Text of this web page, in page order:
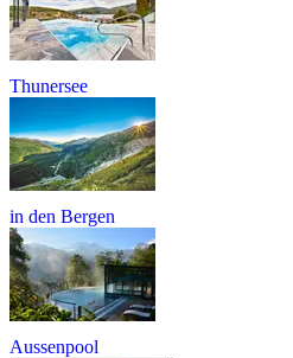
Thunersee
in den Bergen
Aussenpool